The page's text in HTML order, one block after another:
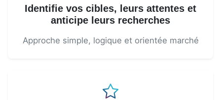
Identifie vos cibles, leurs attentes et
anticipe leurs recherches
Approche simple, logique et orientée marché